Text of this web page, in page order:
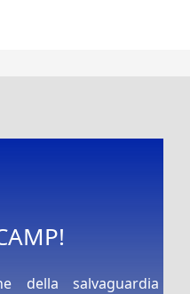
della salvaguardia